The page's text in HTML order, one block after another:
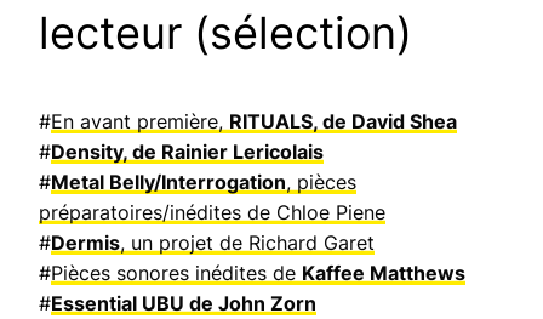
lecteur (sélection)
#En avant première, RITUALS, de David Shea
#Density, de Rainier Lericolais
#Metal Belly/Interrogation, pièces
préparatoires/inédites de Chloe Piene
#Dermis, un projet de Richard Garet
#Pièces sonores inédites de Kaffee Matthews
#Essential UBU de John Zorn